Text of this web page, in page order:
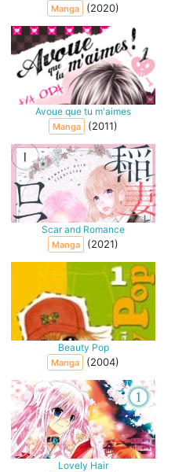
Manga (2020)
Avoue que tu m'aimes
Manga (2011)
Scar and Romance
Manga (2021)
Beauty Pop
Manga (2004)
Lovely Hair